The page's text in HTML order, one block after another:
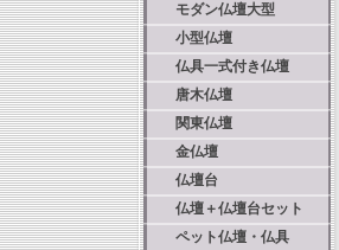
モダン仏壇大型
小型仏壇
仏具一式付き仏壇
唐木仏壇
関東仏壇
金仏壇
仏壇台
仏壇＋仏壇台セット
ペット仏壇・仏具